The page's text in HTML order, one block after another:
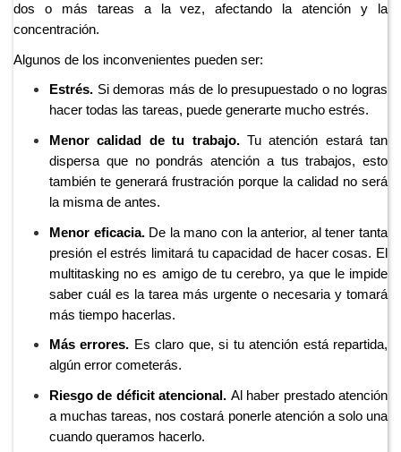
dos o más tareas a la vez, afectando la atención y la
concentración.
Algunos de los inconvenientes pueden ser:
Estrés. Si demoras más de lo presupuestado o no logras
hacer todas las tareas, puede generarte mucho estrés.
Menor calidad de tu trabajo.Tu atención estará tan
dispersa que no pondrás atención a tus trabajos, esto
también te generará frustración porque la calidad no será
la misma de antes.
Menor eficacia. De la mano con la anterior, al tener tanta
presión el estrés limitará tu capacidad de hacer cosas. El
multitasking no es amigo de tu cerebro, ya que le impide
saber cuál es la tarea más urgente o necesaria y tomará
más tiempo hacerlas.
Más errores. Es claro que, si tu atención está repartida,
algún error cometerás.
Riesgo de déficit atencional. Al haber prestado atención
a muchas tareas, nos costará ponerle atención a solo una
cuando queramos hacerlo.